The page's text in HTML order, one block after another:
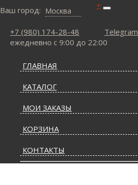
Ваш город: Москва
+7 (980) 174-28-48
Telegram
ежедневно с 9:00 до 22:00
+
ГЛАВНАЯ
КАТАЛОГ
МОИ ЗАКАЗЫ
КОРЗИНА
КОНТАКТЫ